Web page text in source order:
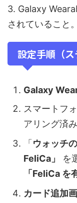
3. Galaxy
されていること。
設定手順（ス
Galaxy
スマートフ
アリング済
「ウォッチ
FeliCa」
を
「FeliCa を
カード追加